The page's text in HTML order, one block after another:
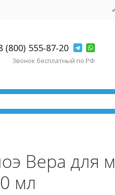
(800) 555-87-20
Звонок бесплатный по РФ
Вера для
мл